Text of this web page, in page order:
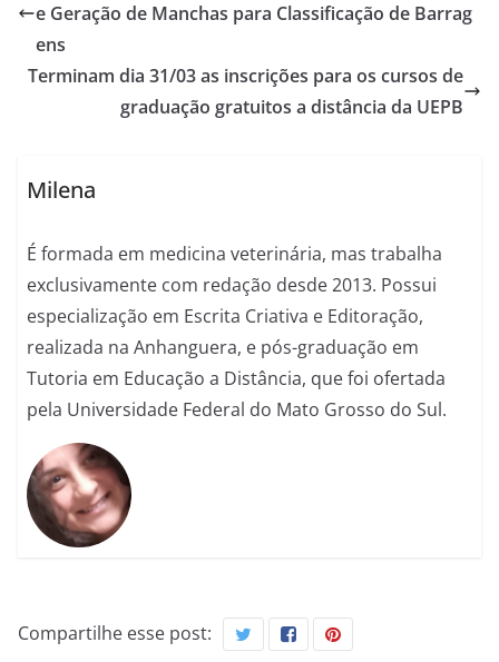
e Geração de Manchas para Classificação de Barrag
ens
Terminam dia 31/03 as inscrições para os cursos de
graduação gratuitos a distância da UEPB
Milena
É formada em medicina veterinária, mas trabalha
exclusivamente com redação desde 2013. Possui
especialização em Escrita Criativa e Editoração,
realizada na Anhanguera, e pós-graduação em
Tutoria em Educação a Distância, que foi ofertada
pela Universidade Federal do Mato Grosso do Sul.
Compartilhe esse post: